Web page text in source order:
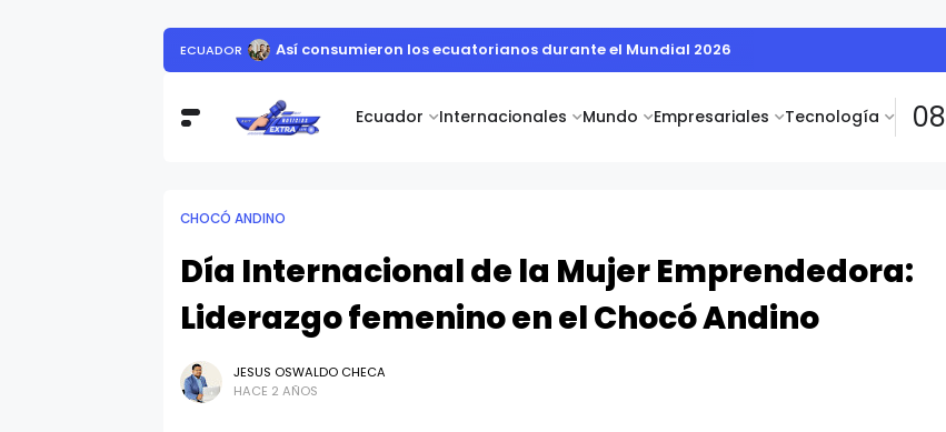
Ecuador Internacionales Mundo Empresariales Tecnología 08
ECUADOR Así consumieron los ecuatorianos durante el Mundial 2026
CHOCÓ ANDINO
Día Internacional de la Mujer Emprendedora:
Liderazgo femenino en el Chocó Andino
JESUS OSWALDO CHECA
HACE 2 AÑOS